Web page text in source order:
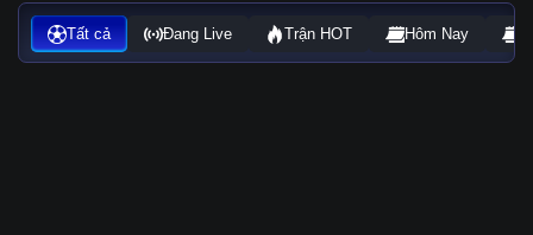
Tất cả Đang Live Trận HOT Hôm Nay